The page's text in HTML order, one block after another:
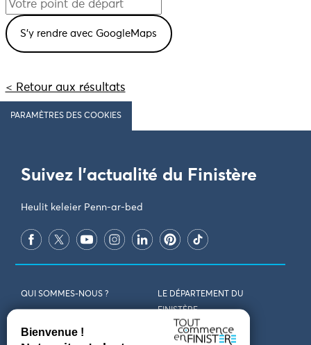
< Retour aux résultats
PARAMÈTRES DES COOKIES
Suivez l'actualité du Finistère
Heulit keleier Penn-ar-bed
QUI SOMMES-NOUS ?
LE DÉPARTEMENT DU
FINISTÈRE
REJOIGNEZ-NOUS VENIR EN FINISTÈRE